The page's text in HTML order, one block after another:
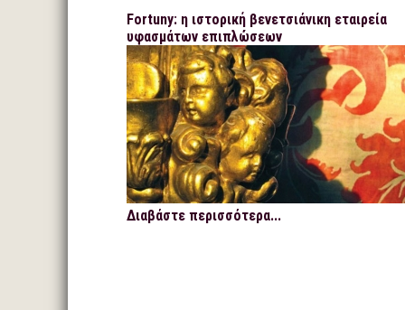
Fortuny: η ιστορική βενετσιάνικη εταιρεία
υφασμάτων επιπλώσεων
Διαβάστε περισσότερα...